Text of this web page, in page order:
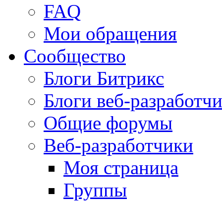
FAQ
Мои обращения
Сообщество
Блоги Битрикс
Блоги веб-
Общие форумы
Веб-разработчики
Моя страница
Группы